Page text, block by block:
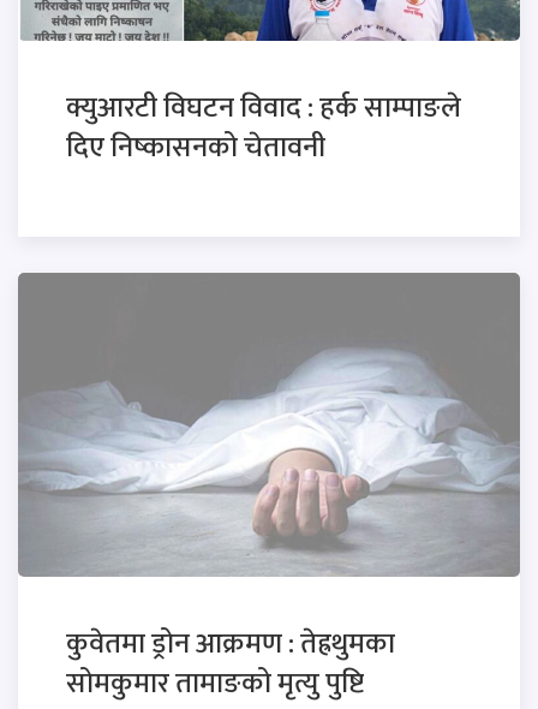
क्युआरटी विघटन विवाद : हर्क साम्पाङले
दिए निष्कासनको चेतावनी
कुवेतमा ड्रोन आक्रमण : तेह्रथुमका
सोमकुमार तामाङको मृत्यु पुष्टि